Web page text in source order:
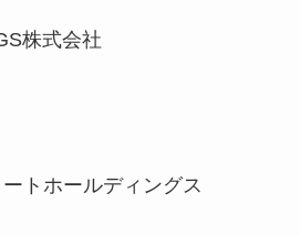
株式会社
トホールディングス